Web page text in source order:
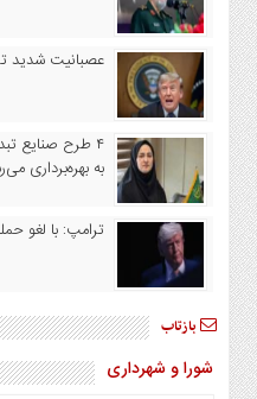
عصبانیت شدید
۴ طرح صنایع
به بهره‌برداری
ترامپ: با لغو
بازتاب
شورا و شهرداری